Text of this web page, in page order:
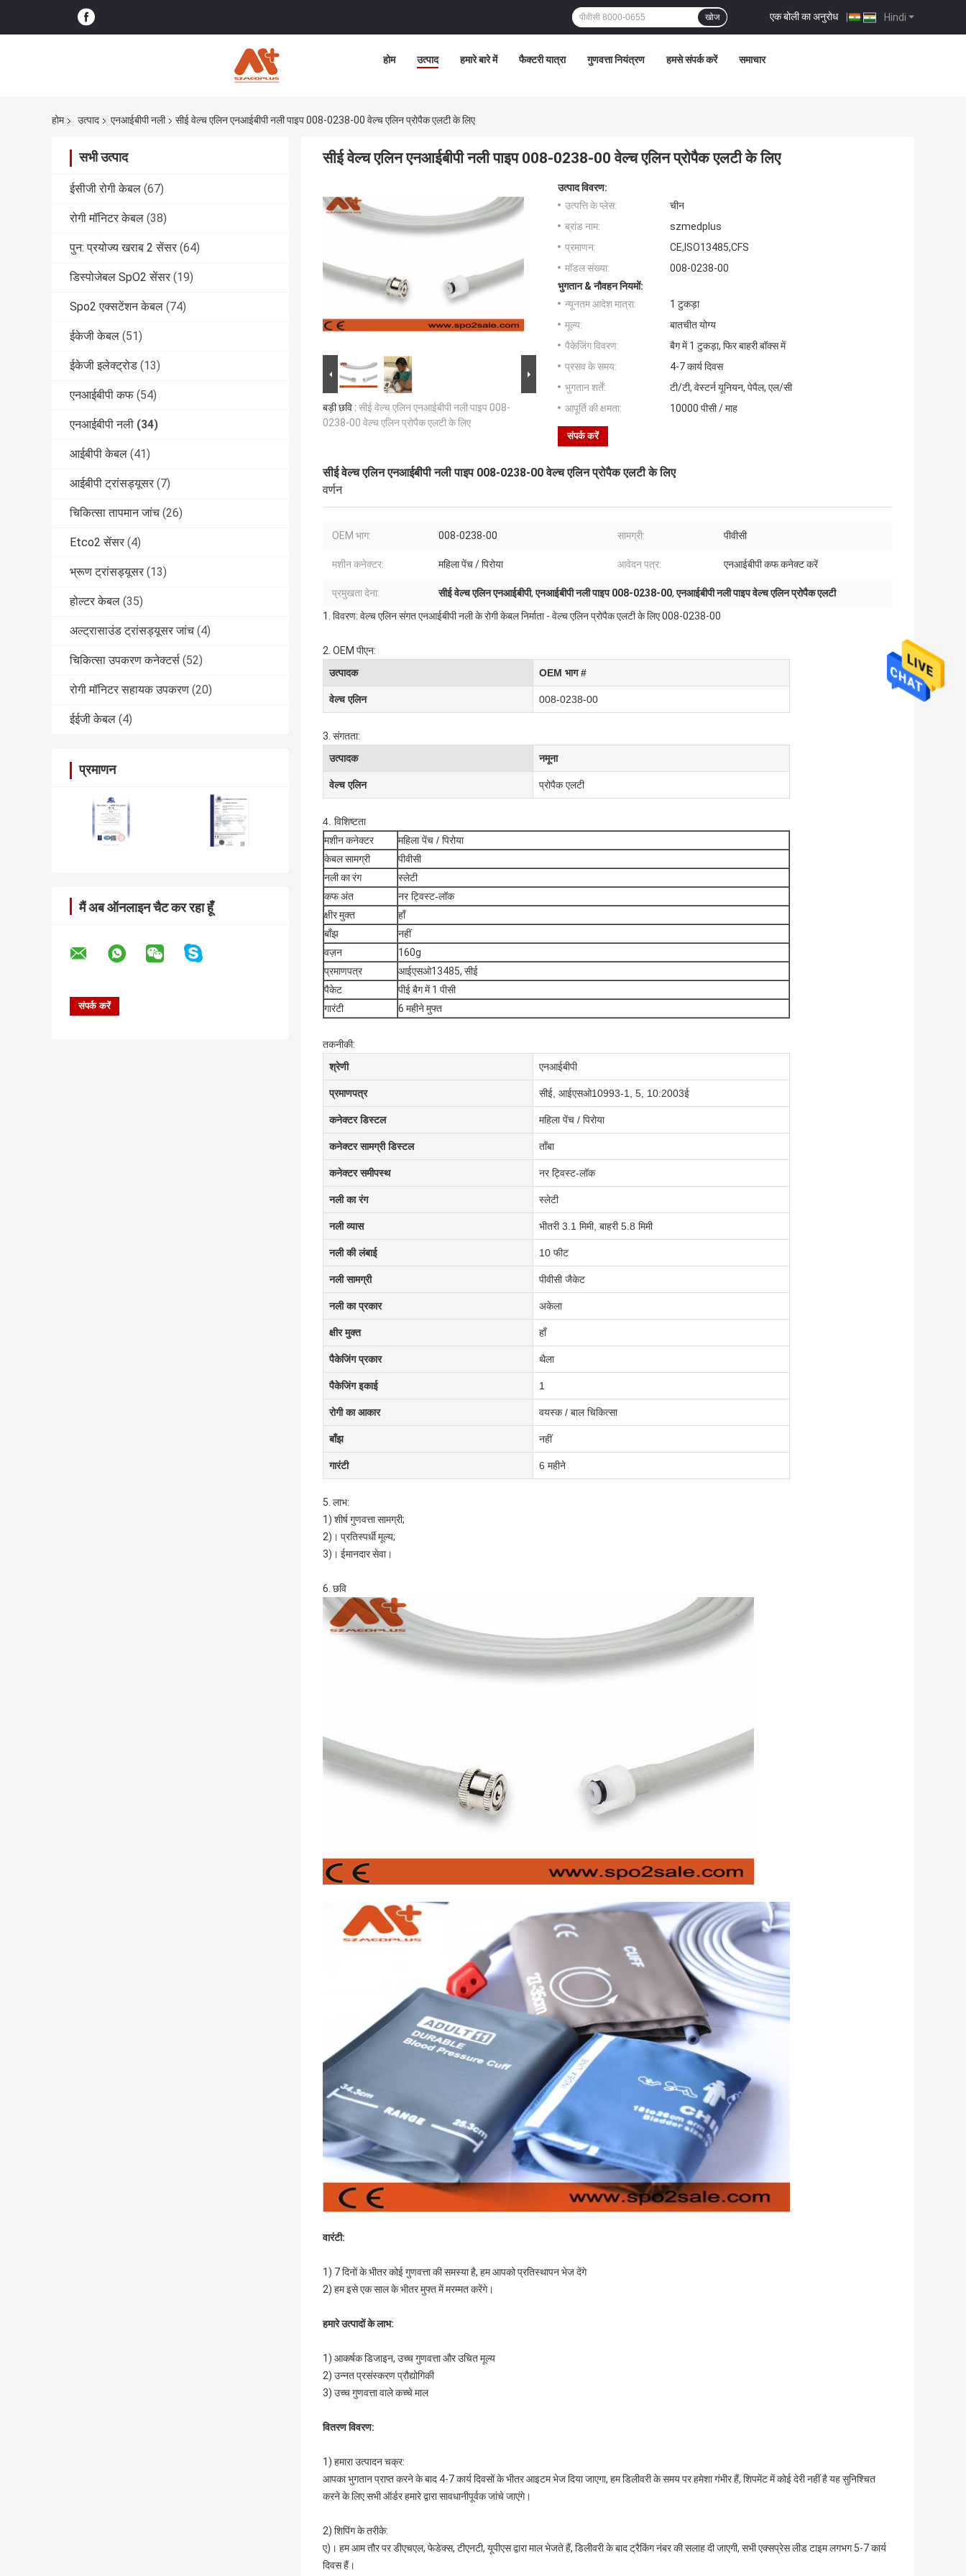
Hindi
एक बोली का अनुरोध |
खोज
होम उत्पाद हमारे बारे में फैक्टरी यात्रा गुणवत्ता नियंत्रण हमसे संपर्क करें समाचार
होम उत्पाद एनआईबीपी नली सीई वेल्च एलिन एनआईबीपी नली पाइप 008-0238-00 वेल्च एलिन प्रोपैक एलटी के लिए
सभी उत्पाद
ईसीजी रोगी केबल (67)
रोगी मॉनिटर केबल (38)
पुन: प्रयोज्य खराब 2 सेंसर (64)
डिस्पोजेबल SpO2 सेंसर (19)
Spo2 एक्सटेंशन केबल (74)
ईकेजी केबल (51)
ईकेजी इलेक्ट्रोड (13)
एनआईबीपी कफ (54)
एनआईबीपी नली (34)
आईबीपी केबल (41)
आईबीपी ट्रांसड्यूसर (7)
चिकित्सा तापमान जांच (26)
Etco2 सेंसर (4)
भ्रूण ट्रांसड्यूसर (13)
होल्टर केबल (35)
अल्ट्रासाउंड ट्रांसड्यूसर जांच (4)
चिकित्सा उपकरण कनेक्टर्स (52)
रोगी मॉनिटर सहायक उपकरण (20)
ईईजी केबल (4)
प्रमाणन
मैं अब ऑनलाइन चैट कर रहा हूँ
सीई वेल्च एलिन एनआईबीपी नली पाइप 008-0238-00 वेल्च एलिन प्रोपैक एलटी के लिए
बड़ी छवि : सीई वेल्च एलिन एनआईबीपी नली पाइप 008-
0238-00 वेल्च एलिन प्रोपैक एलटी के लिए
उत्पाद विवरण:
उत्पत्ति के प्लेस:
चीन
ब्रांड नाम:
szmedplus
प्रमाणन:
CE,ISO13485,CFS
मॉडल संख्या:
008-0238-00
भुगतान & नौवहन नियमों:
न्यूनतम आदेश मात्रा:
1 टुकड़ा
मूल्य:
बातचीत योग्य
पैकेजिंग विवरण:
बैग में 1 टुकड़ा, फिर बाहरी बॉक्स में
प्रसव के समय:
4-7 कार्य दिवस
भुगतान शर्तें:
टी/टी, वेस्टर्न यूनियन, पेपैल, एल/सी
आपूर्ति की क्षमता:
10000 पीसी / माह
संपर्क करें
सीई वेल्च एलिन एनआईबीपी नली पाइप 008-0238-00 वेल्च एलिन प्रोपैक एलटी के लिए
वर्णन
OEM भाग: 008-0238-00 सामग्री: पीवीसी
मशीन कनेक्टर: महिला पेंच / पिरोया आवेदन पत्र: एनआईबीपी कफ कनेक्ट करें
प्रमुखता देना: सीई वेल्च एलिन एनआईबीपी,एनआईबीपी नली पाइप 008-0238-00,एनआईबीपी नली पाइप वेल्च एलिन प्रोपैक एलटी
1. विवरण: वेल्च एलिन संगत एनआईबीपी नली के रोगी केबल निर्माता - वेल्च एलिन प्रोपैक एलटी के लिए 008-0238-00
2. OEM पीएन:
उत्पादक
OEM भाग #
वेल्च एलिन 008-0238-00
3. संगतता:
उत्पादक
नमूना
वेल्च एलिन प्रोपैक एलटी
4. विशिष्टता
मशीन कनेक्टर
महिला पेंच / पिरोया
केबल सामग्री
पीवीसी
नली का रंग
स्लेटी
कफ अंत
नर ट्विस्ट-लॉक
क्षीर मुक्त
हाँ
बाँझ
नहीं
वज़न
160g
प्रमाणपत्र
आईएसओ13485, सीई
पैकेट
पीई बैग में 1 पीसी
गारंटी
6 महीने मुफ्त
तकनीकी:
श्रेणी
एनआईबीपी
प्रमाणपत्र सीई, आईएसओ10993-1, 5, 10:2003ई
कनेक्टर डिस्टल महिला पेंच / पिरोया
कनेक्टर सामग्री डिस्टल ताँबा
कनेक्टर समीपस्थ नर ट्विस्ट-लॉक
नली का रंग स्लेटी
नली व्यास भीतरी 3.1 मिमी, बाहरी 5.8 मिमी
नली की लंबाई 10 फीट
नली सामग्री पीवीसी जैकेट
नली का प्रकार अकेला
क्षीर मुक्त हाँ
पैकेजिंग प्रकार थैला
पैकेजिंग इकाई 1
रोगी का आकार वयस्क / बाल चिकित्सा
बाँझ नहीं
गारंटी 6 महीने
5. लाभ:
1) शीर्ष गुणवत्ता सामग्री;
2)। प्रतिस्पर्धी मूल्य;
3)। ईमानदार सेवा।
6. छवि
वारंटी:
1) 7 दिनों के भीतर कोई गुणवत्ता की समस्या है, हम आपको प्रतिस्थापन भेज देंगे
2) हम इसे एक साल के भीतर मुफ्त में मरम्मत करेंगे।
हमारे उत्पादों के लाभ:
1) आकर्षक डिजाइन, उच्च गुणवत्ता और उचित मूल्य
2) उन्नत प्रसंस्करण प्रौद्योगिकी
3) उच्च गुणवत्ता वाले कच्चे माल
वितरण विवरण:
1) हमारा उत्पादन चक्र:
आपका भुगतान प्राप्त करने के बाद 4-7 कार्य दिवसों के भीतर आइटम भेज दिया जाएगा, हम डिलीवरी के समय पर हमेशा गंभीर हैं, शिपमेंट में कोई देरी नहीं है यह सुनिश्चित
करने के लिए सभी ऑर्डर हमारे द्वारा सावधानीपूर्वक जांचे जाएंगे।
2) शिपिंग के तरीके:
ए)। हम आम तौर पर डीएचएल, फेडेक्स, टीएनटी, यूपीएस द्वारा माल भेजते हैं, डिलीवरी के बाद ट्रैकिंग नंबर की सलाह दी जाएगी, सभी एक्सप्रेस लीड टाइम लगभग 5-7 कार्य
दिवस हैं।